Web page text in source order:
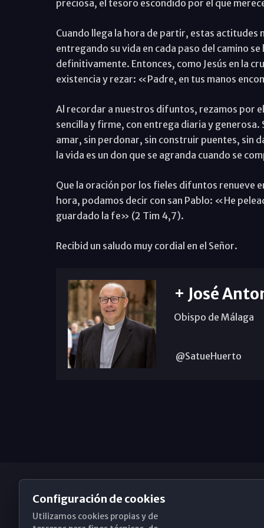
preciosa, el tesoro escondido por el que
Cuando llega la hora de partir, estas actitudes
entregando su vida en cada paso del camino
definitivamente. Entonces, como Jesús en la
existencia y rezar: «Padre, en tus manos
Al recordar a nuestros difuntos, rezamos por
sencilla y firme, con entrega diaria y generosa.
amar, sin perdonar, sin construir puentes, sin
la vida es un don que se agranda cuando se
Que la oración por los fieles difuntos renueve
hora, podamos decir con san Pablo: «He
guardado la fe» (2 Tim 4,7).
Recibid un saludo muy cordial en el Señor.
+ José
Obispo de Málaga
@SatueHuerto
Configuración de cookies
Utilizamos cookies propias y de